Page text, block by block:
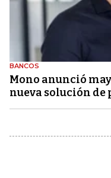
BANCOS
Mono anunció
nueva solución de